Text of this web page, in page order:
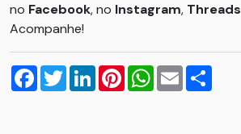
no Facebook, no Instagram, Threads
Acompanhe!
Facebook
TwitterLinkedInPinterestWhatsApp
Email